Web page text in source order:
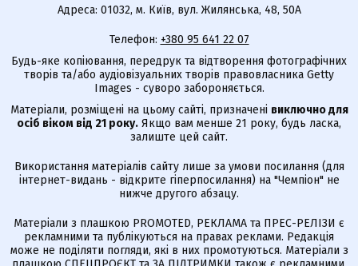
Адреса: 01032, м. Київ, вул. Жилянська, 48, 50А
Телефон: +380 95 641 22 07
Будь-яке копіювання, передрук та відтворення фотографічних
творів та/або аудіовізуальних творів правовласника Getty
Images - суворо забороняється.
Матеріали, розміщені на цьому сайті, призначені виключно для
осіб віком від 21 року. Якщо вам менше 21 року, будь ласка,
залиште цей сайт.
Використання матеріалів сайту лише за умови посилання (для
інтернет-видань - відкрите гіперпосилання) на "Чемпіон" не
нижче другого абзацу.
Матеріали з плашкою PROMOTED, РЕКЛАМА та ПРЕС-РЕЛІЗИ є
рекламними та публікуються на правах реклами. Редакція
може не поділяти погляди, які в них промотуються. Матеріали з